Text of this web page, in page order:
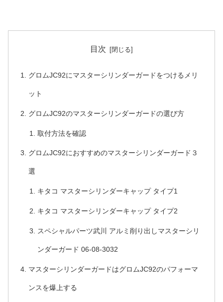
目次
グロムJC92にマスターシリンダーガードをつけるメリ
ット
グロムJC92のマスターシリンダーガードの選び方
取付方法を確認
グロムJC92におすすめのマスターシリンダーガード３
選
キタコ マスターシリンダーキャップ タイプ1
キタコ マスターシリンダーキャップ タイプ2
スペシャルパーツ武川 アルミ削り出しマスターシリ
ンダーガード 06-08-3032
マスターシリンダーガードはグロムJC92のパフォーマ
ンスを爆上する